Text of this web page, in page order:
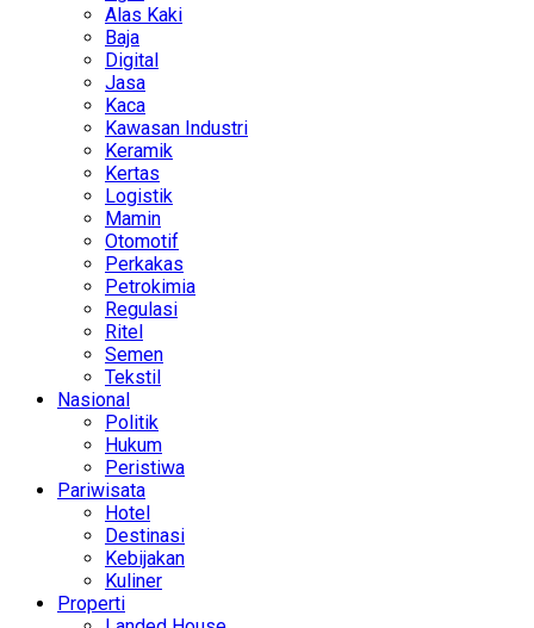
Alas Kaki
Baja
Digital
Jasa
Kaca
Kawasan Industri
Keramik
Kertas
Logistik
Mamin
Otomotif
Perkakas
Petrokimia
Regulasi
Ritel
Semen
Tekstil
Nasional
Politik
Hukum
Peristiwa
Pariwisata
Hotel
Destinasi
Kebijakan
Kuliner
Properti